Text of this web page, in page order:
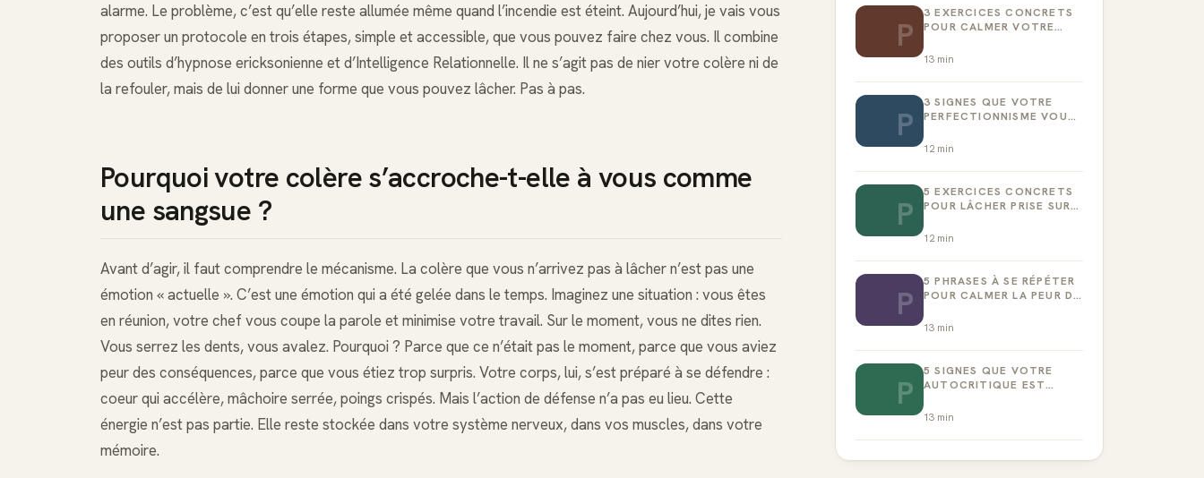
alarme. Le problème, c’est qu’elle reste allumée même quand l’incendie est éteint. Aujourd’hui, je vais vous
proposer un protocole en trois étapes, simple et accessible, que vous pouvez faire chez vous. Il combine
des outils d’hypnose ericksonienne et d’Intelligence Relationnelle. Il ne s’agit pas de nier votre colère ni de
la refouler, mais de lui donner une forme que vous pouvez lâcher. Pas à pas.
Pourquoi votre colère s’accroche-t-elle à vous comme
une sangsue ?
Avant d’agir, il faut comprendre le mécanisme. La colère que vous n’arrivez pas à lâcher n’est pas une
émotion « actuelle ». C’est une émotion qui a été gelée dans le temps. Imaginez une situation : vous êtes
en réunion, votre chef vous coupe la parole et minimise votre travail. Sur le moment, vous ne dites rien.
Vous serrez les dents, vous avalez. Pourquoi ? Parce que ce n’était pas le moment, parce que vous aviez
peur des conséquences, parce que vous étiez trop surpris. Votre corps, lui, s’est préparé à se défendre :
coeur qui accélère, mâchoire serrée, poings crispés. Mais l’action de défense n’a pas eu lieu. Cette
énergie n’est pas partie. Elle reste stockée dans votre système nerveux, dans vos muscles, dans votre
mémoire.
P
3 EXERCICES CONCRETS
POUR CALMER VOTRE
13 min
P
3 SIGNES QUE VOTRE
PERFECTIONNISME VOUS
12min
P
5 EXERCICES CONCRETS
POUR LÂCHER PRISE SUR
12min
P
5 PHRASES À SE RÉPÉTER
POUR CALMER LA PEUR DE
13 min
P
5 SIGNES QUE VOTRE
AUTOCRITIQUE EST
13 min